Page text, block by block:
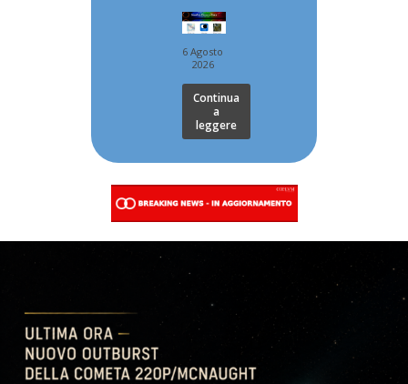
6 Agosto
2026
Continua
a
leggere